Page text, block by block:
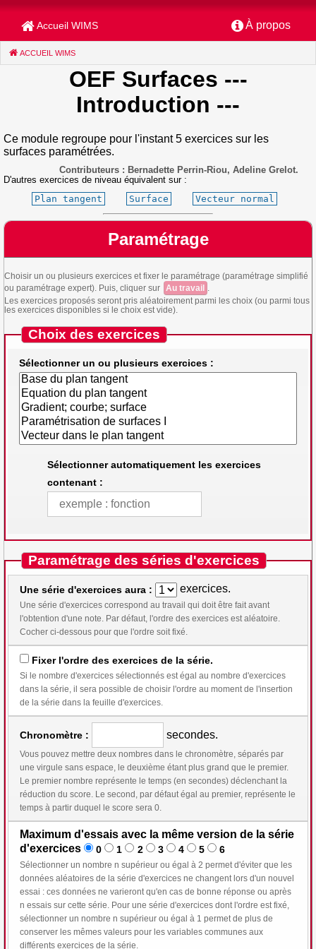
Accueil WIMS À propos
ACCUEIL WIMS
OEF Surfaces ---
Introduction ---
Ce module regroupe pour l'instant 5 exercices sur les
surfaces paramétrées.
Contributeurs : Bernadette Perrin-Riou, Adeline Grelot.
D'autres exercices de niveau équivalent sur :
Plan tangent
Surface Vecteur normal
Paramétrage
Choisir un ou plusieurs exercices et fixer le paramétrage (paramétrage simplifié
ou paramétrage expert). Puis, cliquer sur
Au travail
Les exercices proposés seront pris aléatoirement parmi les choix (ou parmi tous
les exercices disponibles si le choix est vide).
Choix des exercices
Sélectionner un ou plusieurs exercices :
Sélectionner automatiquement les exercices
contenant :
Paramétrage des séries d'exercices
Une série d'exercices aura : exercices.
Une série d'exercices correspond au travail qui doit être fait avant
l'obtention d'une note. Par défaut, l'ordre des exercices est aléatoire.
Cocher ci-dessous pour que l'ordre soit fixé.
Fixer l'ordre des exercices de la série.
Si le nombre d'exercices sélectionnés est égal au nombre d'exercices
dans la série, il sera possible de choisir l'ordre au moment de l'insertion
de la série dans la feuille d'exercices.
Chronomètre : secondes.
Vous pouvez mettre deux nombres dans le chronomètre, séparés par
une virgule sans espace, le deuxième étant plus grand que le premier.
Le premier nombre représente le temps (en secondes) déclenchant la
réduction du score. Le second, par défaut égal au premier, représente le
temps à partir duquel le score sera 0.
Maximum d'essais avec la même version de la série
d'exercices
0 1 2 3 4 5 6
Sélectionner un nombre n supérieur ou égal à 2 permet d'éviter que les
données aléatoires de la série d'exercices ne changent lors d'un nouvel
essai : ces données ne varieront qu'en cas de bonne réponse ou après
n essais sur cette série. Pour une série d'exercices dont l'ordre est fixé,
sélectionner un nombre n supérieur ou égal à 1 permet de plus de
conserver les mêmes valeurs pour les variables communes aux
différents exercices de la série.